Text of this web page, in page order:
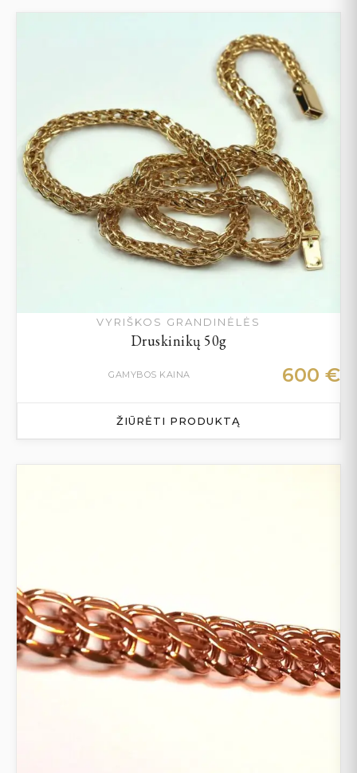
VYRIŠKOS GRANDINĖLĖS
Druskinikų 50g
GAMYBOS KAINA 600 €
ŽIŪRĖTI PRODUKTĄ